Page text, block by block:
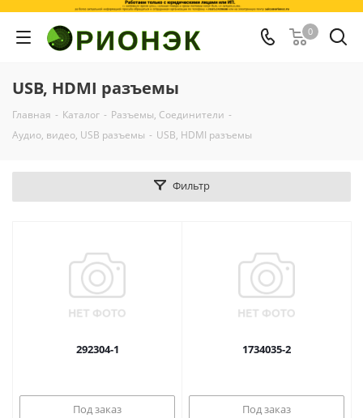
0
USB, HDMI разъемы
Главная - Каталог - Разъемы, Соединители -
Аудио, видео, USB разъемы - USB, HDMI разъемы
Фильтр
292304-1
Под заказ
1734035-2
Под заказ